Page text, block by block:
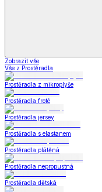
Zobrazit vše
Vše z Prostěradla
Prostěradla z mikroplyše
Prostěradla froté
Prostěradla jersey
Prostěradla s elastanem
Prostěradla plátěná
Prostěradla nepropustná
Prostěradla dětská